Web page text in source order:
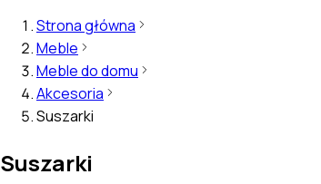
Strona główna
Meble
Meble do domu
Akcesoria
Suszarki
Suszarki